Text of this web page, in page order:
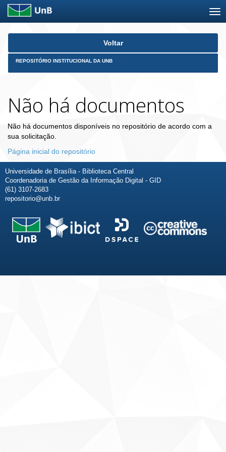
Skip
Voltar
REPOSITÓRIO INSTITUCIONAL DA UNB
Não há documentos
Não há documentos disponíveis no repositório de acordo com a
sua solicitação.
Página inicial do repositório
Universidade de Brasília - Biblioteca Central
Coordenadoria de Gestão da Informação Digital - GID
(61) 3107-2683
repositorio@unb.br